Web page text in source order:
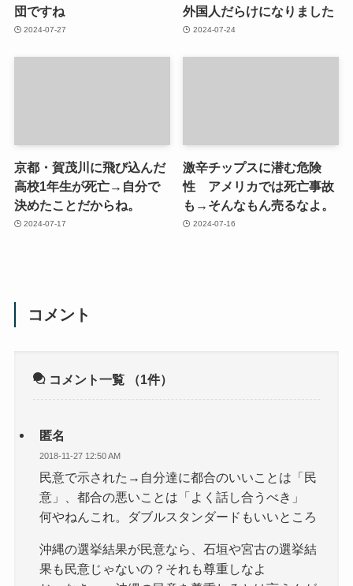
団ですね
2024-07-27
外国人だらけになりました
2024-07-24
京都・賀茂川に飛び込んだ
高校1年生が死亡→自分で
決めたことだからね。
2024-07-17
激辛チップスに潜む危険
性 アメリカでは死亡事故
も→そんなもん売るなよ。
2024-07-16
コメント
コメント一覧 （1件）
匿名
2018-11-27 12:50 AM
民意で示された→自分達に都合のいいことは「民
意」、都合の悪いことは「よく話し合うべき」
何やねんこれ。ダブルスタンダードもいいところ
沖縄の選挙結果が民意なら、石垣や宮古の選挙結
果も民意じゃないの？それも尊重しなよ